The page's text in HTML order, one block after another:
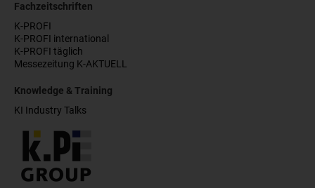
Fachzeitschriften
K-PROFI
K-PROFI international
K-PROFI täglich
Messezeitung K-AKTUELL
Knowledge & Training
KI Industry Talks